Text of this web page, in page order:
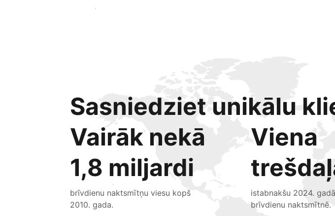
Sākt jau šodien
Sasniedziet unikālu
Vairāk nekā
1,8 miljardi
brīvdienu naktsmītņu viesu kopš
2010. gada.
Viena
istabnakšu 2024.
brīvdienu naktsmītnē.